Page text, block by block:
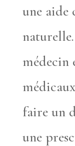
une aide
médecin
faire un
une